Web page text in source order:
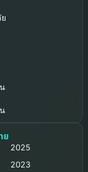
องจริง
ย
2025
2023